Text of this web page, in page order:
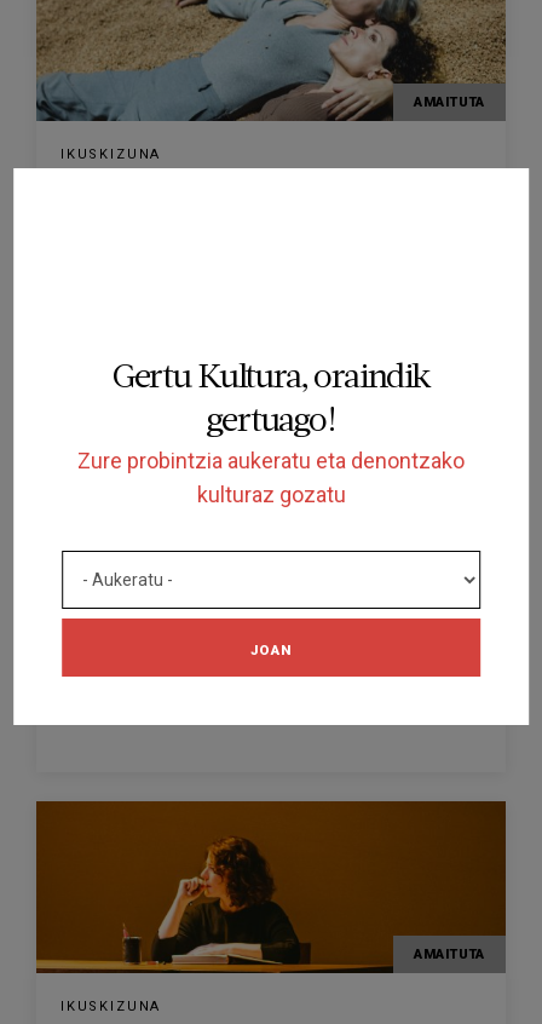
Gertu Kultura, oraindik
gertuago!
Zure probintzia aukeratu eta denontzako
kulturaz gozatu
JOAN
AMAITUTA
IKUSKIZUNA
IKUSKIZUNA
Bonus Track en streaming
AMAITUTA
IKUSKIZUNA